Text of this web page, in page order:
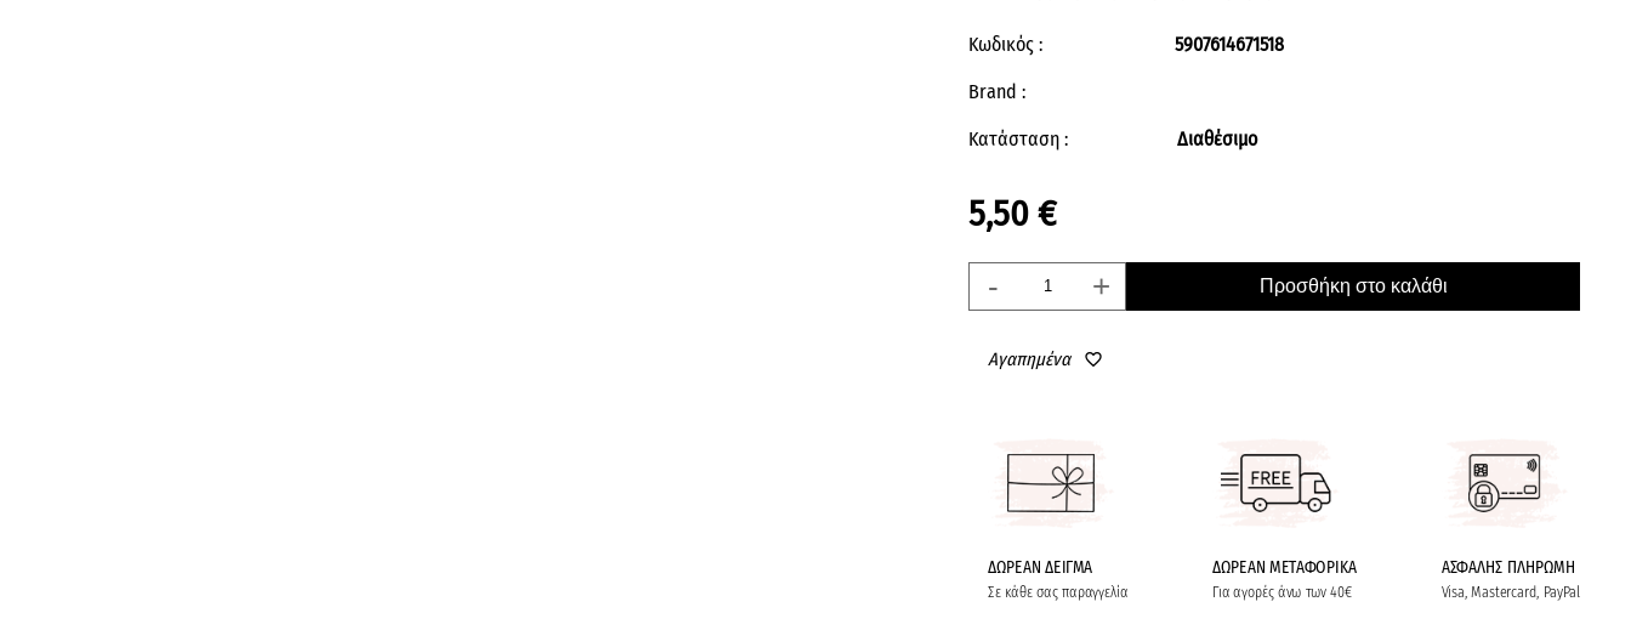
Κωδικός : 5907614671518
Brand :
Κατάσταση : Διαθέσιμο
5,50 €
- + Προσθήκη στο καλάθι
ΔΩΡΕΑΝ ΔΕΙΓΜΑ
Σε κάθε σας παραγγελία
ΔΩΡΕΑΝ ΜΕΤΑΦΟΡΙΚΑ
Για αγορές άνω των 40€
ΑΣΦΑΛΗΣ ΠΛΗΡΩΜΗ
Visa, Mastercard, PayPal
Αγαπημένα favorite_border